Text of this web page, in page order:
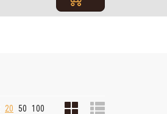
20 50 100